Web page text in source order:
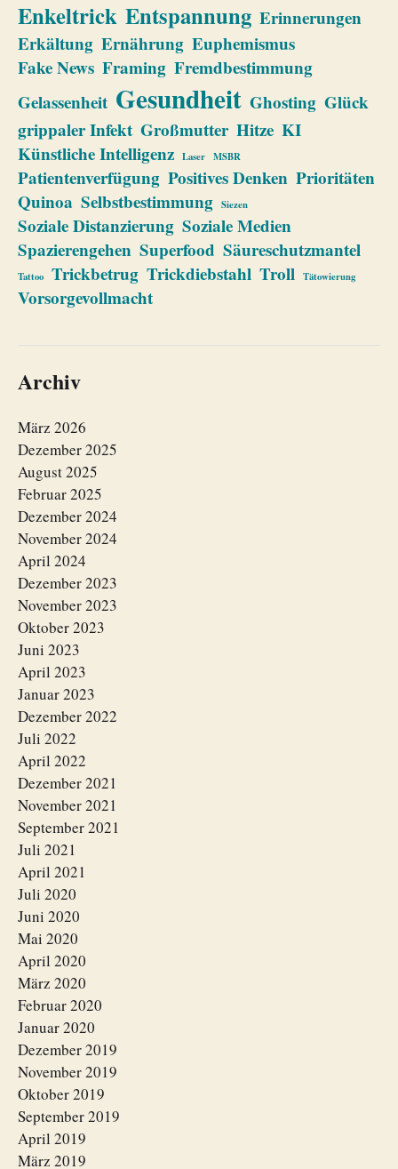
Enkeltrick Entspannung Erinnerungen
Erkältung Ernährung Euphemismus
Fake News Framing Fremdbestimmung
Gelassenheit Gesundheit Ghosting Glück
grippaler Infekt Großmutter Hitze KI
Künstliche Intelligenz Laser MSBR
Patientenverfügung Positives Denken Prioritäten
Quinoa Selbstbestimmung Siezen
Soziale Distanzierung Soziale Medien
Spazierengehen Superfood Säureschutzmantel
Tattoo Trickbetrug Trickdiebstahl Troll Tätowierung
Vorsorgevollmacht
Archiv
März 2026
Dezember 2025
August 2025
Februar 2025
Dezember 2024
November 2024
April 2024
Dezember 2023
November 2023
Oktober 2023
Juni 2023
April 2023
Januar 2023
Dezember 2022
Juli 2022
April 2022
Dezember 2021
November 2021
September 2021
Juli 2021
April 2021
Juli 2020
Juni 2020
Mai 2020
April 2020
März 2020
Februar 2020
Januar 2020
Dezember 2019
November 2019
Oktober 2019
September 2019
April 2019
März 2019